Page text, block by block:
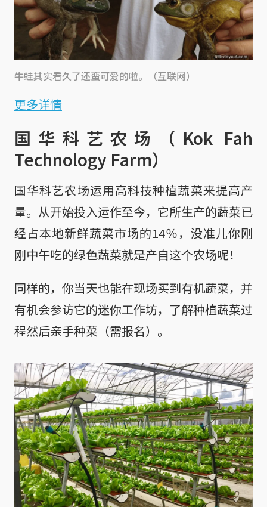
牛蛙其实看久了还蛮可爱的啦。（互联网）
更多详情
国华科艺农场（Kok Fah
Technology Farm）
国华科艺农场运用高科技种植蔬菜来提高产
量。从开始投入运作至今，它所生产的蔬菜已
经占本地新鲜蔬菜市场的14％，没准儿你刚
刚中午吃的绿色蔬菜就是产自这个农场呢！
同样的，你当天也能在现场买到有机蔬菜，并
有机会参访它的迷你工作坊，了解种植蔬菜过
程然后亲手种菜（需报名）。